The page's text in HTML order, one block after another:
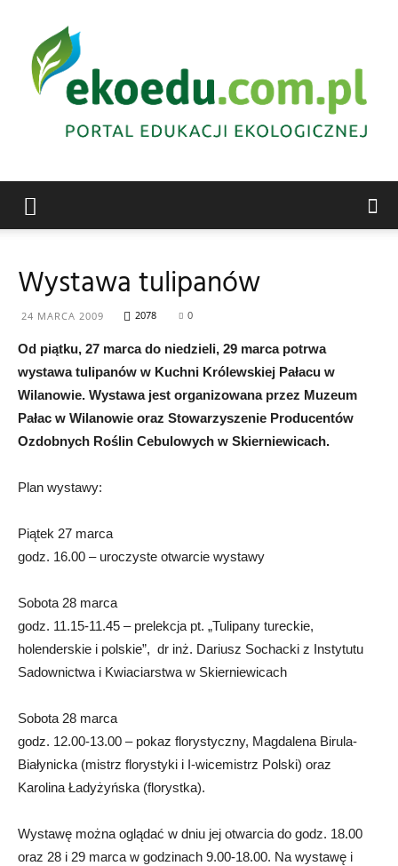
Abrys
Wystawa tulipanów
24 MARCA 2009 2078 0
Od piątku, 27 marca do niedzieli, 29 marca potrwa
wystawa tulipanów w Kuchni Królewskiej Pałacu w
Wilanowie. Wystawa jest organizowana przez Muzeum
Pałac w Wilanowie oraz Stowarzyszenie Producentów
Ozdobnych Roślin Cebulowych w Skierniewicach.
Plan wystawy:
Piątek 27 marca
godz. 16.00 – uroczyste otwarcie wystawy
Sobota 28 marca
godz. 11.15-11.45 – prelekcja pt. „Tulipany tureckie,
holenderskie i polskie”, dr inż. Dariusz Sochacki z Instytutu
Sadownictwa i Kwiaciarstwa w Skierniewicach
Sobota 28 marca
godz. 12.00-13.00 – pokaz florystyczny, Magdalena Birula-
Białynicka (mistrz florystyki i I-wicemistrz Polski) oraz
Karolina Ładyżyńska (florystka).
Wystawę można oglądać w dniu jej otwarcia do godz. 18.00
oraz 28 i 29 marca w godzinach 9.00-18.00. Na wystawę i